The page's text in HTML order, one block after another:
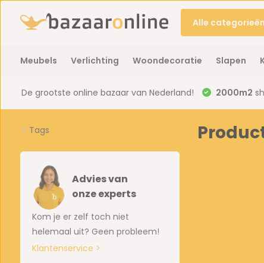
Alle categorieën
Meubels Verlichting Woondecoratie Slapen
De grootste online bazaar van Nederland! 2000m2
Tags
Advies van
onze experts
Kom je er zelf toch niet
helemaal uit? Geen probleem!
Klantenservice >